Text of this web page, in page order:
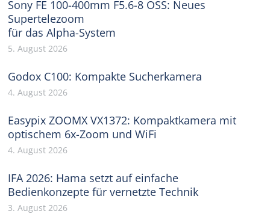
Sony FE 100-400mm F5.6-8 OSS: Neues
Supertelezoom
für das Alpha-System
5. August 2026
Godox C100: Kompakte Sucherkamera
4. August 2026
Easypix ZOOMX VX1372: Kompaktkamera mit
optischem 6x-Zoom und WiFi
4. August 2026
IFA 2026: Hama setzt auf einfache
Bedienkonzepte für vernetzte Technik
3. August 2026